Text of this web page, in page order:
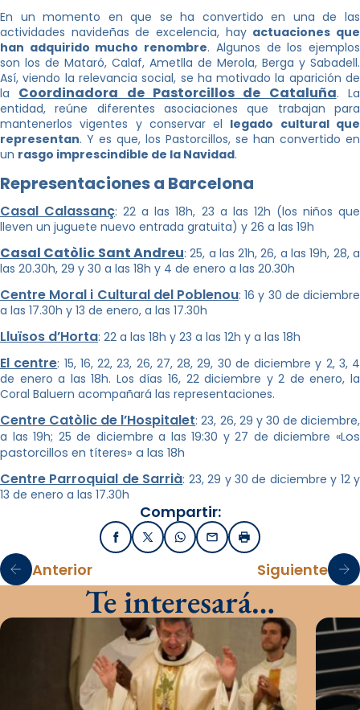
En un momento en que se ha convertido en una de las
actividades navideñas de excelencia, hay actuaciones que
han adquirido mucho renombre. Algunos de los ejemplos
son los de Mataró, Calaf, Ametlla de Merola, Berga y Sabadell.
Así, viendo la relevancia social, se ha motivado la aparición de
la Coordinadora de Pastorcillos de Cataluña. La
entidad, reúne diferentes asociaciones que trabajan para
mantenerlos vigentes y conservar el legado cultural que
representan. Y es que, los Pastorcillos, se han convertido en
un rasgo imprescindible de la Navidad.
Representaciones a Barcelona
Casal Calassanç: 22 a las 18h, 23 a las 12h (los niños que
lleven un juguete nuevo entrada gratuita) y 26 a las 19h
Casal Catòlic Sant Andreu: 25, a las 21h, 26, a las 19h, 28, a
las 20.30h, 29 y 30 a las 18h y 4 de enero a las 20.30h
Centre Moral i Cultural del Poblenou: 16 y 30 de diciembre
a las 17.30h y 13 de enero, a las 17.30h
Lluïsos d’Horta: 22 a las 18h y 23 a las 12h y a las 18h
El centre: 15, 16, 22, 23, 26, 27, 28, 29, 30 de diciembre y 2, 3, 4
de enero a las 18h. Los días 16, 22 diciembre y 2 de enero, la
Coral Baluern acompañará las representaciones.
Centre Catòlic de l’Hospitalet: 23, 26, 29 y 30 de diciembre,
a las 19h; 25 de diciembre a las 19:30 y 27 de diciembre «Los
pastorcillos en títeres» a las 18h
Centre Parroquial de Sarrià: 23, 29 y 30 de diciembre y 12 y
13 de enero a las 17.30h
Compartir:
FacebookX / TwitterWhatsApp
EmailImprimir
Anterior Siguiente
Te interesará…